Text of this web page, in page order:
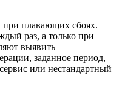
при плавающих сбоях.
раз, а только при
выявить
заданное период,
или нестандартный